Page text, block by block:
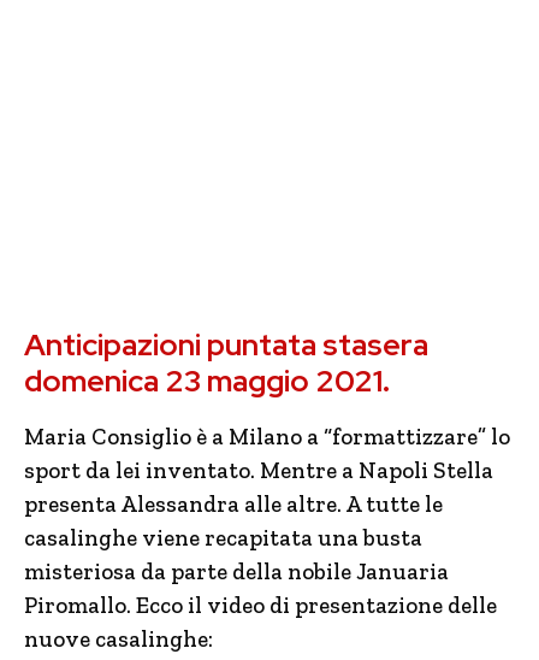
Anticipazioni puntata stasera
domenica 23 maggio 2021.
Maria Consiglio è a Milano a “formattizzare” lo
sport da lei inventato. Mentre a Napoli Stella
presenta Alessandra alle altre. A tutte le
casalinghe viene recapitata una busta
misteriosa da parte della nobile Januaria
Piromallo. Ecco il video di presentazione delle
nuove casalinghe: